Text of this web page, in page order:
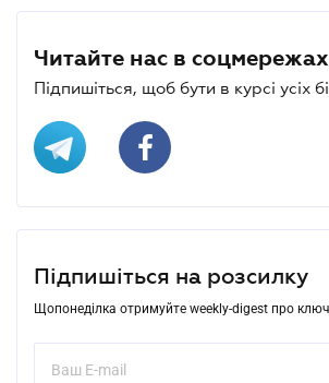
Читайте нас в
Підпишіться, щоб бути в курсі усіх
Підпишіться на розсилку
Щопонеділка отримуйте weekly-digest про